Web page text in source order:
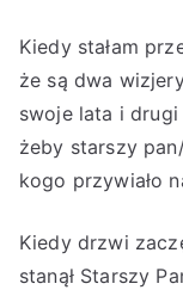
Kiedy stałam
że są dwa
swoje lata i drugi
żeby starszy
kogo przywiało
Kiedy drzwi
stanął Starszy